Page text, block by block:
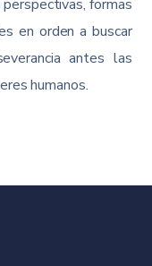
formas
en orden a buscar
antes las
humanos.